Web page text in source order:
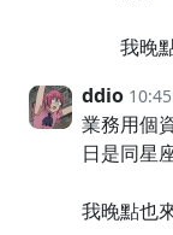
我晚
ddio
業務用個
日是同星
我晚點也